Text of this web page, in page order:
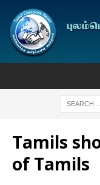
Tamils
of Tamils